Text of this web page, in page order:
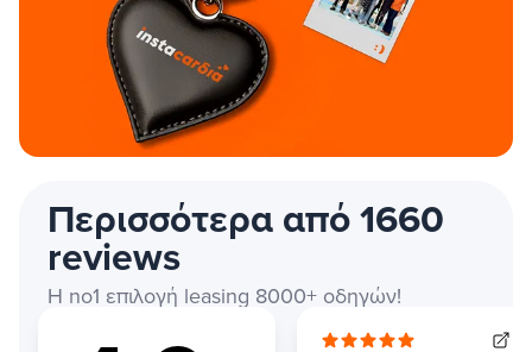
Περισσότερα από 1660
reviews
Η no1 επιλογή leasing 8000+ οδηγών!